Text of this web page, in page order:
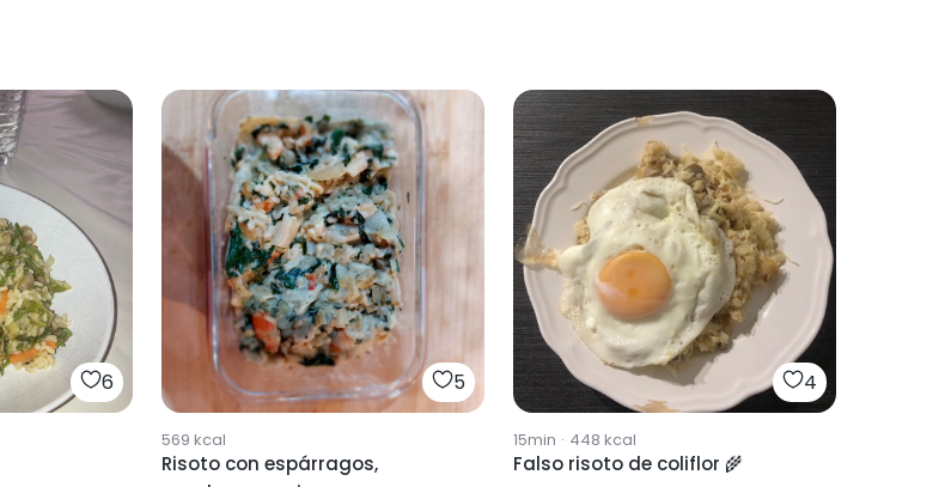
6 5
569 kcal
Risoto con espárragos,
4
15min · 448 kcal
Falso risoto de coliflor 🌾